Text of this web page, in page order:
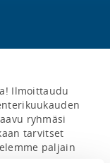
Ilmoittaudu
ryhmäsi
tarvitset
paljain